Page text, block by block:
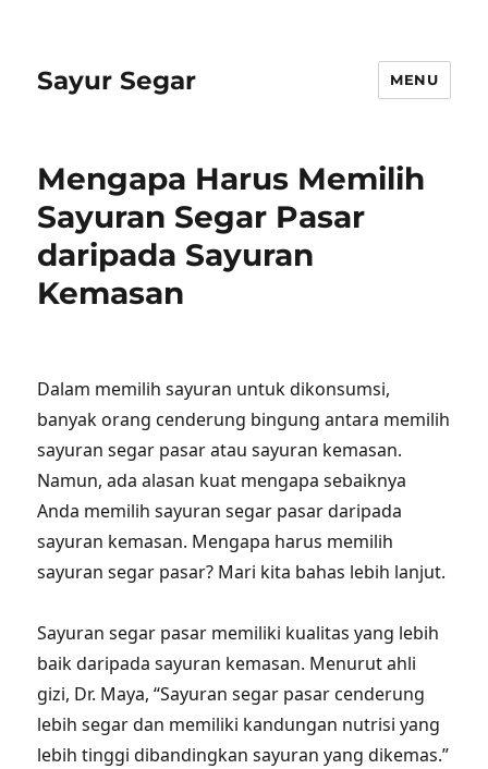
Sayur Segar MENU
Mengapa Harus Memilih
Sayuran Segar Pasar
daripada Sayuran
Kemasan
Dalam memilih sayuran untuk dikonsumsi,
banyak orang cenderung bingung antara memilih
sayuran segar pasar atau sayuran kemasan.
Namun, ada alasan kuat mengapa sebaiknya
Anda memilih sayuran segar pasar daripada
sayuran kemasan. Mengapa harus memilih
sayuran segar pasar? Mari kita bahas lebih lanjut.
Sayuran segar pasar memiliki kualitas yang lebih
baik daripada sayuran kemasan. Menurut ahli
gizi, Dr. Maya, “Sayuran segar pasar cenderung
lebih segar dan memiliki kandungan nutrisi yang
lebih tinggi dibandingkan sayuran yang dikemas.”